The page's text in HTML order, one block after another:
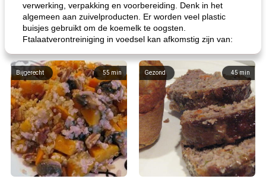
verwerking, verpakking en voorbereiding. Denk in het
algemeen aan zuivelproducten. Er worden veel plastic
buisjes gebruikt om de koemelk te oogsten.
Ftalaatverontreiniging in voedsel kan afkomstig zijn van:
55 min
Bijgerecht 45min
Gezond